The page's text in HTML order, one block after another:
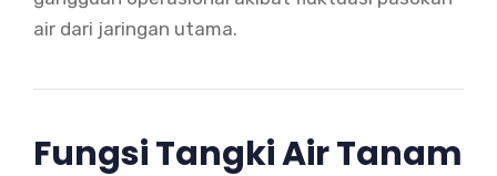
air dari jaringan utama.
Fungsi Tangki Air Tanam